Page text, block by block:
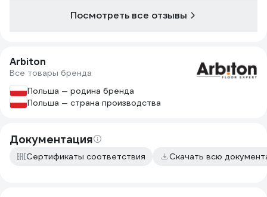
Посмотреть все отзывы
Arbiton
Все товары бренда
Польша — родина бренда
Польша — страна производства
Документация
Сертификаты соответствия Скачать всю